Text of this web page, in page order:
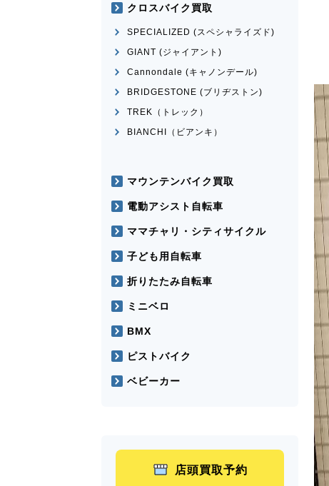
クロスバイク買取
SPECIALIZED (スペシャライズド)
GIANT (ジャイアント)
Cannondale (キャノンデール)
BRIDGESTONE (ブリヂストン)
TREK（トレック）
BIANCHI（ビアンキ）
マウンテンバイク買取
電動アシスト自転車
ママチャリ・シティサイクル
子ども用自転車
折りたたみ自転車
ミニベロ
BMX
ピストバイク
ベビーカー
店頭買取予約